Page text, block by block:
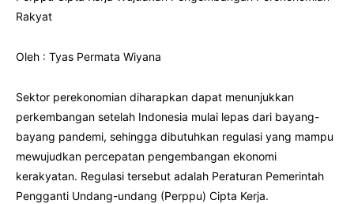
Rakyat
Oleh : Tyas Permata Wiyana
Sektor perekonomian diharapkan dapat menunjukkan
perkembangan setelah Indonesia mulai lepas dari bayang-
bayang pandemi, sehingga dibutuhkan regulasi yang mampu
mewujudkan percepatan pengembangan ekonomi
kerakyatan. Regulasi tersebut adalah Peraturan Pemerintah
Pengganti Undang-undang (Perppu) Cipta Kerja.